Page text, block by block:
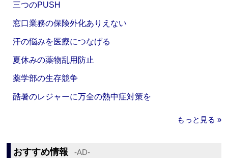
三つのPUSH
窓口業務の保険外化ありえない
汗の悩みを医療につなげる
夏休みの薬物乱用防止
薬学部の生存競争
酷暑のレジャーに万全の熱中症対策を
もっと見る »
おすすめ情報 ‐AD‐